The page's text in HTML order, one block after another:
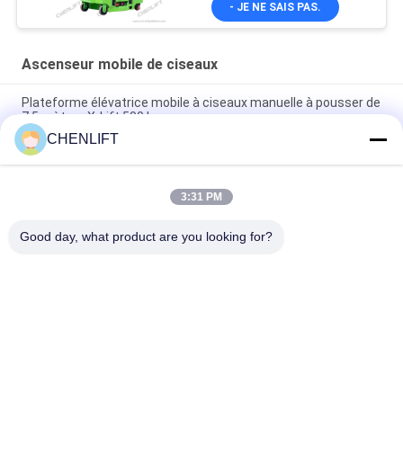
- JE NE SAIS PAS.
Ascenseur mobile de ciseaux
Plateforme élévatrice mobile à ciseaux manuelle à pousser de
7,5 mètres X-Lift 500 kg
Plateforme élévatrice à ciseaux électrique compacte de 14M
avec dispositif motorisé, capacité de charge de 450 kg
Mini Plate-forme élévatrice de 3,9 mètres avec plaque à
CHENLIFT
3:31 PM
Good day, what product are you looking for?